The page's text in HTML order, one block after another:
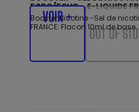
50PG/50VG - E-LIQUIDE
Booster Nicotine -Sel de
FRANCE: Flacon 10ml de
VOIR +
OUT OF